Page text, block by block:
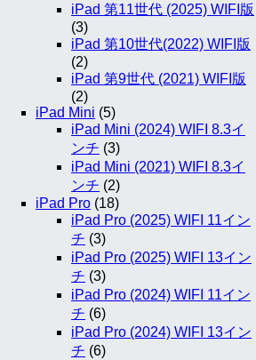
iPad 第11世代 (2025) WIFI版
(3)
iPad 第10世代(2022) WIFI版
(2)
iPad 第9世代 (2021) WIFI版
(2)
iPad Mini (5)
iPad Mini (2024) WIFI 8.3イ
ンチ (3)
iPad Mini (2021) WIFI 8.3イ
ンチ (2)
iPad Pro (18)
iPad Pro (2025) WIFI 11イン
チ (3)
iPad Pro (2025) WIFI 13イン
チ (3)
iPad Pro (2024) WIFI 11イン
チ (6)
iPad Pro (2024) WIFI 13イン
チ (6)